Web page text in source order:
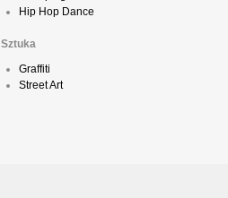
Hip Hop Dance
Sztuka
Graffiti
Street Art